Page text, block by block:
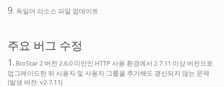
9. 독일어 리소스 파일 업데이트
주요 버그 수정
1. BioStar 2 버전 2.6.0 미만인 HTTP 사용 환경에서 2.7.11 이상 버전으로
업그레이드한 뒤 사용자 및 사용자 그룹을 추가해도 갱신되지 않는 문제
(발생 버전: v2.7.11)